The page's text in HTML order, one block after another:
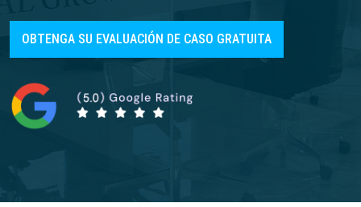
OBTENGA SU EVALUACIÓN DE CASO GRATUITA